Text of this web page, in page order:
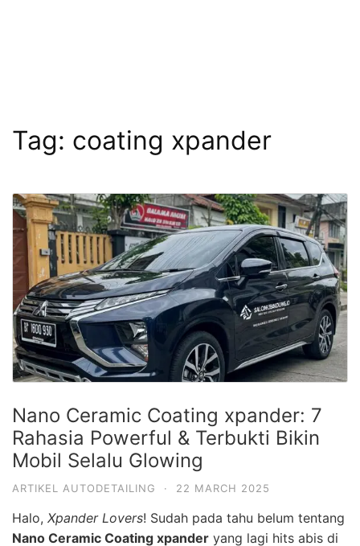
Tag: coating xpander
Nano Ceramic Coating xpander: 7
Rahasia Powerful & Terbukti Bikin
Mobil Selalu Glowing
ARTIKEL AUTODETAILING · 22 MARCH 2025
Halo, Xpander Lovers! Sudah pada tahu belum tentang
Nano Ceramic Coating xpander yang lagi hits abis di